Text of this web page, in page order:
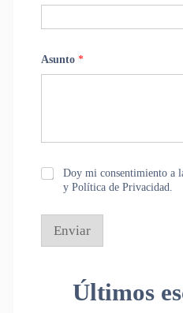
Asunto *
Doy mi consentimiento a
y Política de Privacidad.
Enviar
Últimos